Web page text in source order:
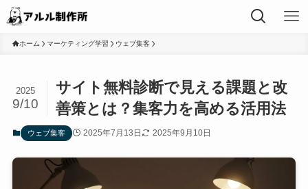
ホーム マーケティング学習 ウェブ集客
サイト無料診断で見える課題と改
善策とは？集客力を高める活用法
2025
9/10
ウェブ集客 2025年7月13日 2025年9月10日